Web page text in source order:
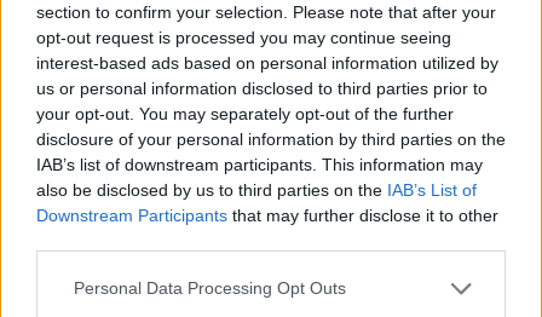
section to confirm your selection. Please note that after your
opt-out request is processed you may continue seeing
interest-based ads based on personal information utilized by
us or personal information disclosed to third parties prior to
your opt-out. You may separately opt-out of the further
disclosure of your personal information by third parties on the
IAB’s list of downstream participants. This information may
also be disclosed by us to third parties on the IAB’s List of
Downstream Participants that may further disclose it to other
Please note that this website/app uses one or more Google
Personal Data Processing Opt Outs
Από τους ελέγχους προέκυψαν μέτρα αναστολής
και χρηματικά πρόστιμα. Συνολικά επιβλήθηκαν 8
χρηματικά πρόστιμα σε 6 φορείς πιστοποίησης,
ενώ αποφασίστηκε εξάμηνη αναστολή έγκρισης
σε 3 φορείς. Σημειώνεται ότι τον Αύγουστο του
2025 το Εθνικό Σύστημα Διαπίστευσης του
υπουργείου Ανάπτυξης είχε επίσης προχωρήσει
σε αναστολή διαπίστευσης 2 φορέων
πιστοποίησης.